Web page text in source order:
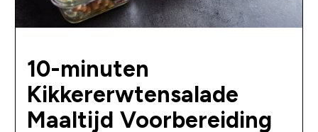
10-minuten
Kikkererwtensalade
Maaltijd Voorbereiding